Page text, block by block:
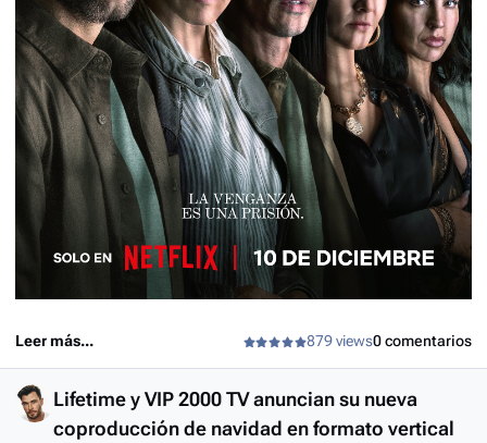
Leer más... 879 views0 comentarios
Lifetime y VIP 2000 TV anuncian su nueva
coproducción de navidad en formato vertical